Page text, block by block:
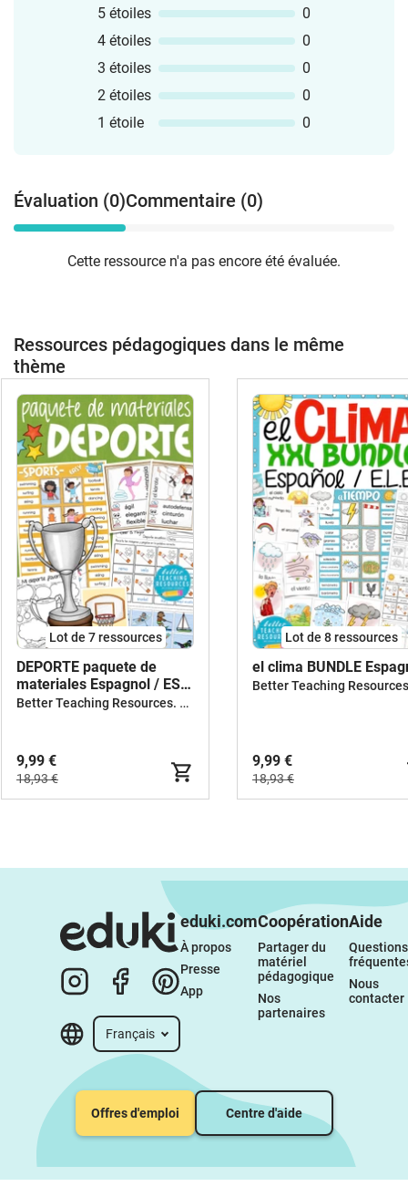
5 étoiles
0
4 étoiles
0
3 étoiles
0
2 étoiles
0
1 étoile
0
Évaluation (0)Commentaire (0)
Cette ressource n'a pas encore été évaluée.
Ressources pédagogiques dans le même
thème
Lot de 7 ressources
DEPORTE paquete de
materiales Espagnol / ESL
teaching resources bundle
Better Teaching Resources. Longer coffee breaks.
9,99 €
18,93 €
Lot de 8 ressources
el clima BUNDLE
9,99 €
18,93 €
Français
eduki.com
À propos
Presse
App
Coopération
Partager du
matériel
pédagogique
Nos
partenaires
Aide
Questions
Nous
contacter
Offres d'emploi Centre d'aide